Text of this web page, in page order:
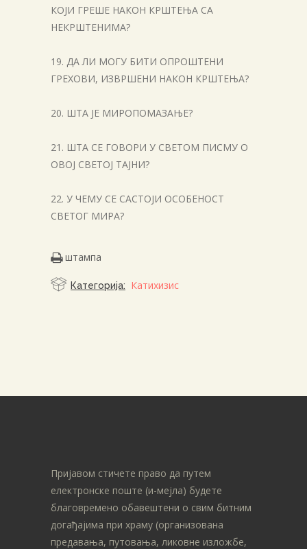
КОЈИ ГРЕШЕ НАКОН КРШТЕЊА СА
НЕКРШТЕНИМА?
19. ДА ЛИ МОГУ БИТИ ОПРОШТЕНИ
ГРЕХОВИ, ИЗВРШЕНИ НАКОН КРШТЕЊА?
20. ШТА ЈЕ МИРОПОМАЗАЊЕ?
21. ШТА СЕ ГОВОРИ У СВЕТОМ ПИСМУ О
ОВОЈ СВЕТОЈ ТАЈНИ?
22. У ЧЕМУ СЕ САСТОЈИ ОСОБЕНОСТ
СВЕТОГ МИРА?
штампа
Категорија: Катихизис
Пријавом стичете право да путем
електронске поште (и-мејла) будете
благовремено обавештени о свим битним
догађајима при храму (организована
предавања, путовања, ликовне изложбе,